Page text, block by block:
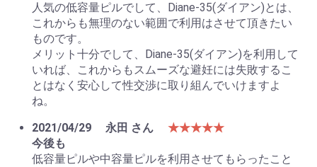
人気の低容量ピルでして、Diane-35(ダイアン)とは、
これからも無理のない範囲で利用はさせて頂きたい
ものです。
メリット十分でして、Diane-35(ダイアン)を利用して
いれば、これからもスムーズな避妊には失敗するこ
とはなく安心して性交渉に取り組んでいけますよ
ね。
2021/04/29
永田 さん
★★★★★
今後も
低容量ピルや中容量ピルを利用させてもらったこと